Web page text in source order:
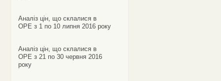
Аналіз цін, що склалися в
ОРЕ з 1 по 10 липня 2016 року
Аналіз цін, що склалися в
ОРЕ з 21 по 30 червня 2016
року